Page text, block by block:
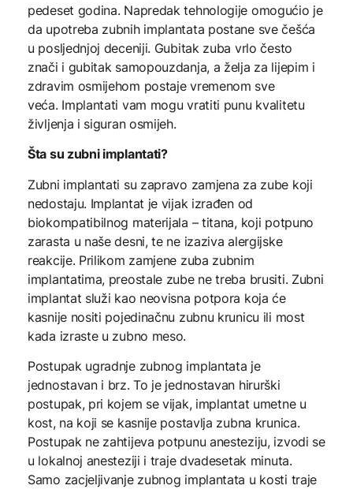
pedeset godina. Napredak tehnologije omogućio je
da upotreba zubnih implantata postane sve češća
u posljednjoj deceniji. Gubitak zuba vrlo često
znači i gubitak samopouzdanja, a želja za lijepim i
zdravim osmijehom postaje vremenom sve
veća. Implantati vam mogu vratiti punu kvalitetu
življenja i siguran osmijeh.
Šta su zubni implantati?
Zubni implantati su zapravo zamjena za zube koji
nedostaju. Implantat je vijak izrađen od
biokompatibilnog materijala – titana, koji potpuno
zarasta u naše desni, te ne izaziva alergijske
reakcije. Prilikom zamjene zuba zubnim
implantatima, preostale zube ne treba brusiti. Zubni
implantat služi kao neovisna potpora koja će
kasnije nositi pojedinačnu zubnu krunicu ili most
kada izraste u zubno meso.
Postupak ugradnje zubnog implantata je
jednostavan i brz. To je jednostavan hirurški
postupak, pri kojem se vijak, implantat umetne u
kost, na koji se kasnije postavlja zubna krunica.
Postupak ne zahtijeva potpunu anesteziju, izvodi se
u lokalnoj anesteziji i traje dvadesetak minuta.
Samo zacjeljivanje zubnog implantata u kosti traje